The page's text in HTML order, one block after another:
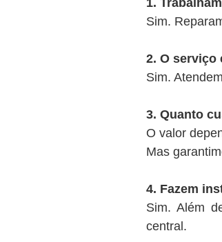
1.
Sim.
2. O serviço
Sim.
3. Quanto
O valor
Mas
4. Fazem
Sim. Além
central.